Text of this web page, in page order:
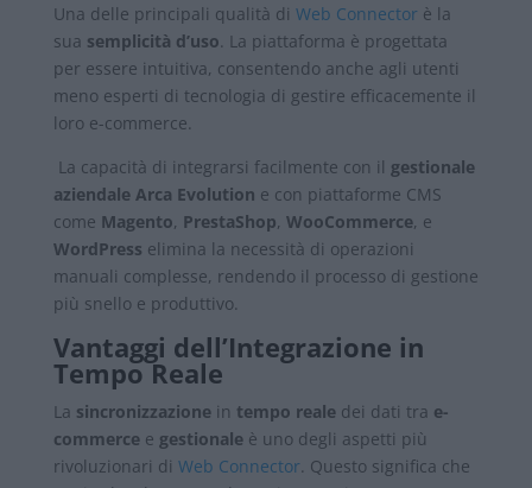
Una delle principali qualità di Web Connector è la
sua semplicità d’uso. La piattaforma è progettata
per essere intuitiva, consentendo anche agli utenti
meno esperti di tecnologia di gestire efficacemente il
loro e-commerce.
La capacità di integrarsi facilmente con il gestionale
aziendale Arca Evolution e con piattaforme CMS
come Magento, PrestaShop, WooCommerce, e
WordPress elimina la necessità di operazioni
manuali complesse, rendendo il processo di gestione
più snello e produttivo.
Vantaggi dell’Integrazione in
Tempo Reale
La sincronizzazionein tempo realedei dati tra e-
commercee gestionaleè uno degli aspetti più
rivoluzionari di Web Connector. Questo significa che